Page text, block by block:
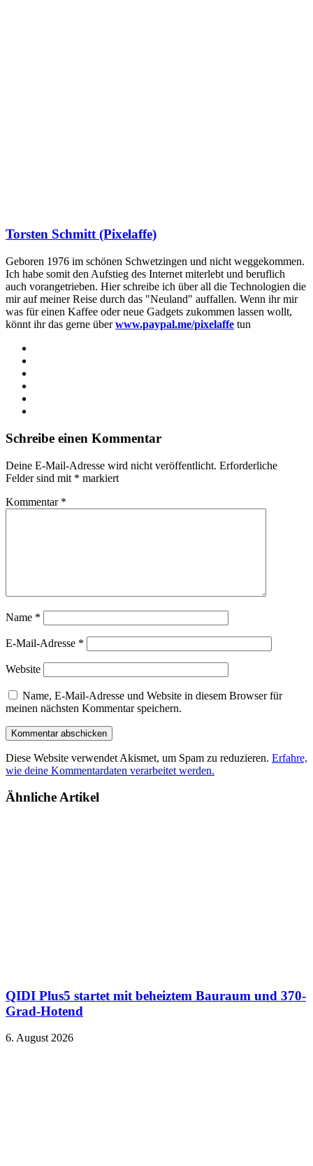
Torsten Schmitt (Pixelaffe)
Geboren 1976 im schönen Schwetzingen und nicht weggekommen.
Ich habe somit den Aufstieg des Internet miterlebt und beruflich
auch vorangetrieben. Hier schreibe ich über all die Technologien die
mir auf meiner Reise durch das "Neuland" auffallen. Wenn ihr mir
was für einen Kaffee oder neue Gadgets zukommen lassen wollt,
könnt ihr das gerne überwww.paypal.me/pixelaffe tun
Schreibe einen Kommentar
Deine E-Mail-Adresse wird nicht veröffentlicht. Erforderliche
Felder sind mit * markiert
Kommentar *
Name *
E-Mail-Adresse *
Website
Name, E-Mail-Adresse und Website in diesem Browser für
meinen nächsten Kommentar speichern.
Diese Website verwendet Akismet, um Spam zu reduzieren. Erfahre,
wie deine Kommentardaten verarbeitet werden.
Ähnliche Artikel
QIDI Plus5 startet mit beheiztem Bauraum und 370-
Grad-Hotend
6. August 2026